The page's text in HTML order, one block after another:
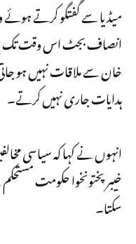
میڈیا سے گفتگو کرتے ہوئے
انصاف بجٹ اس وقت تک
خان سے ملاقات نہیں ہو
ہدایات جاری نہیں کرتے۔
انہوں نے کہا کہ سیاسی
خیبرپختونخوا حکومت
سکتا۔